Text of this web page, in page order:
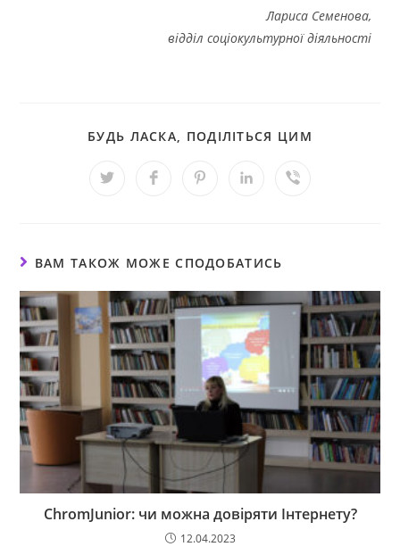
Лариса Семенова,
відділ соціокультурної діяльності
БУДЬ ЛАСКА, ПОДІЛІТЬСЯ ЦИМ
ВАМ ТАКОЖ МОЖЕ СПОДОБАТИСЬ
ChromJunior: чи можна довіряти Інтернету?
12.04.2023